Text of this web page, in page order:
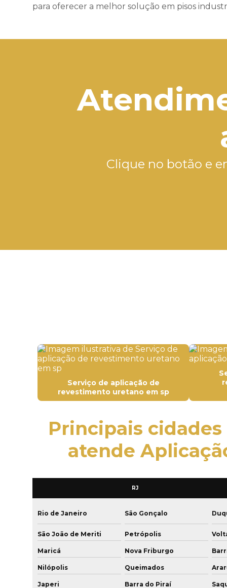
para oferecer a melhor solução em pisos
Clique no botão e
Serviço de aplicação de
revestimento uretano em sp
Principais cidades
atende
RJ
Rio de Janeiro São Gonçalo
São João de Meriti Petrópolis
Maricá Nova Friburgo
Nilópolis Queimados
Japeri Barra do Piraí